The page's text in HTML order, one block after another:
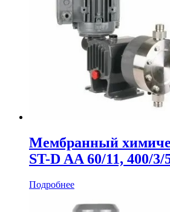
Мембранный
ST-D AA 60/11, 400/
Подробнее